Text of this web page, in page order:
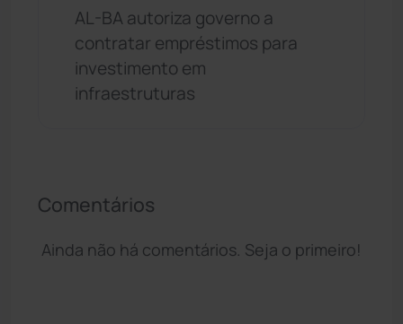
AL-BA autoriza governo a
contratar empréstimos para
investimento em
infraestruturas
Comentários
Ainda não há comentários. Seja o primeiro!